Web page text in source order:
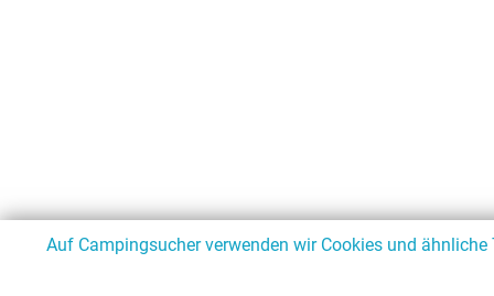
Auf Campingsucher verwenden wir Cookies und